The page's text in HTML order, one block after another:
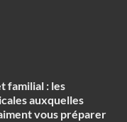
familial : les
auxquelles
vous préparer